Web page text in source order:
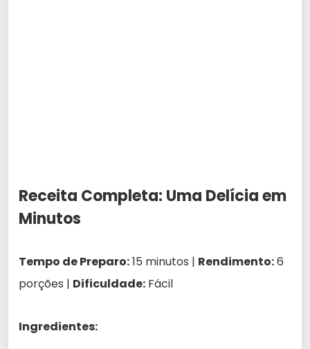
Receita Completa: Uma Delícia em
Minutos
Tempo de Preparo:15 minutos | Rendimento:6
porções | Dificuldade: Fácil
Ingredientes: